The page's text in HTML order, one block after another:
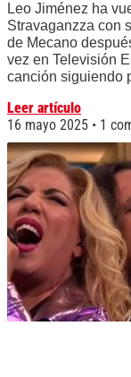
Leo Jiménez ha
Stravaganzza con
de Mecano
vez en Televisión
canción siguiendo
Leer artículo
16 mayo 2025
1